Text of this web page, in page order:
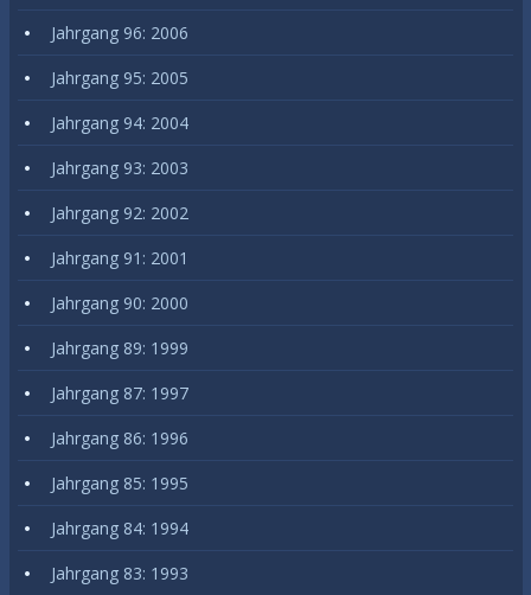
Jahrgang 96: 2006
Jahrgang 95: 2005
Jahrgang 94: 2004
Jahrgang 93: 2003
Jahrgang 92: 2002
Jahrgang 91: 2001
Jahrgang 90: 2000
Jahrgang 89: 1999
Jahrgang 87: 1997
Jahrgang 86: 1996
Jahrgang 85: 1995
Jahrgang 84: 1994
Jahrgang 83: 1993